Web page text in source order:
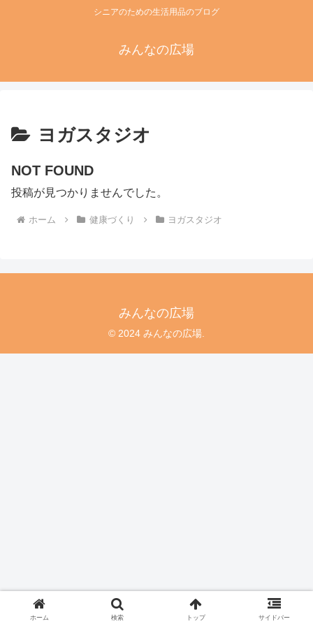
シニアのための生活用品のブログ
みんなの広場
ヨガスタジオ
NOT FOUND
投稿が見つかりませんでした。
ホーム 健康づくり ヨガスタジオ
みんなの広場
© 2024 みんなの広場.
ホーム 検索 トップ サイドバー